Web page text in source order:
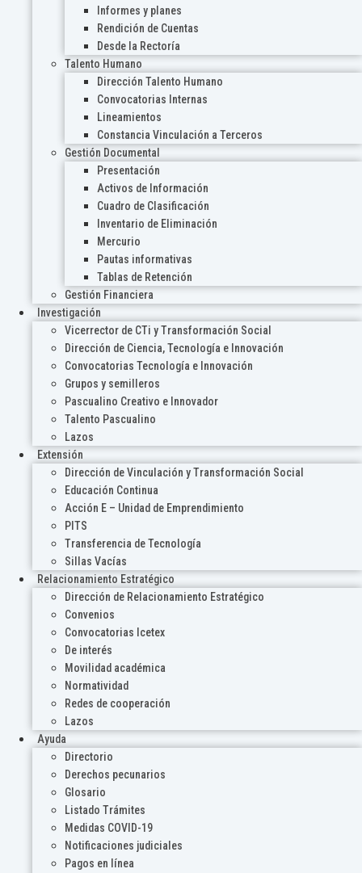
Informes y planes
Rendición de Cuentas
Desde la Rectoría
Talento Humano
Dirección Talento Humano
Convocatorias Internas
Lineamientos
Constancia Vinculación a Terceros
Gestión Documental
Presentación
Activos de Información
Cuadro de Clasificación
Inventario de Eliminación
Mercurio
Pautas informativas
Tablas de Retención
Gestión Financiera
Investigación
Vicerrector de CTi y Transformación Social
Dirección de Ciencia, Tecnología e Innovación
Convocatorias Tecnología e Innovación
Grupos y semilleros
Pascualino Creativo e Innovador
Talento Pascualino
Lazos
Extensión
Dirección de Vinculación y Transformación Social
Educación Continua
Acción E – Unidad de Emprendimiento
PITS
Transferencia de Tecnología
Sillas Vacías
Relacionamiento Estratégico
Dirección de Relacionamiento Estratégico
Convenios
Convocatorias Icetex
De interés
Movilidad académica
Normatividad
Redes de cooperación
Lazos
Ayuda
Directorio
Derechos pecunarios
Glosario
Listado Trámites
Medidas COVID-19
Notificaciones judiciales
Pagos en línea